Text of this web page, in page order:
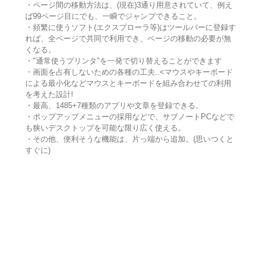
・ページ間の移動方法は、(現在)3通り用意されていて、例え
ば99ページ目にでも、一瞬でジャンプできること。
・頻繁に使うソフト(エクスプローラ等)はツールバーに登録す
れば、全ページで共同で利用でき、ページの移動の必要が無
くなる。
・"通常使うプリンタ"を一発で切り替えることができます
・画面を占有しないための各種の工夫..<マウスやキーボード
による最小化などマウスとキーボードを組み合わせての利用
を考えた設計!
・最高、1485+7種類のアプリや文章を登録できる。
・ポップアップメニューの採用などで、サブノートPCなどで
も狭いデスクトップを可能な限り広く使える。
・その他、便利そうな機能は、片っ端から追加。(思いつくと
すぐに)